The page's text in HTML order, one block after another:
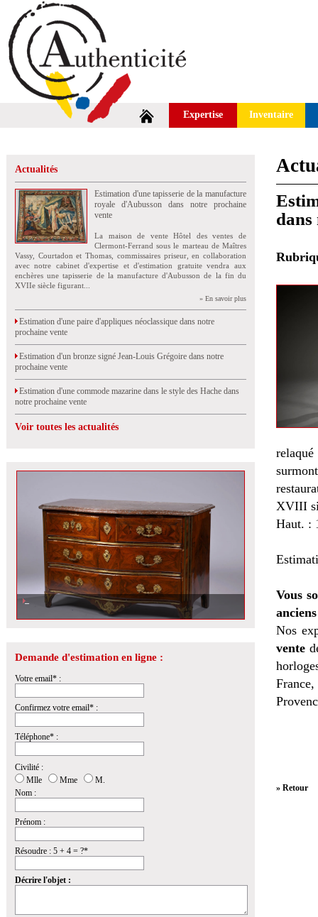
Expertise Inventaire
Actualités
Estimation d'une tapisserie de la manufacture
royale d'Aubusson dans notre prochaine
vente
La maison de vente Hôtel des ventes de
Clermont-Ferrand sous le marteau de Maîtres
Vassy, Courtadon et Thomas, commissaires priseur, en collaboration
avec notre cabinet d'expertise et d'estimation gratuite vendra aux
enchères une tapisserie de la manufacture d'Aubusson de la fin du
XVIIe siècle figurant...
» En savoir plus
Estimation d'une paire d'appliques néoclassique dans notre
prochaine vente
Estimation d'un bronze signé Jean-Louis Grégoire dans notre
prochaine vente
Estimation d'une commode mazarine dans le style des Hache dans
notre prochaine vente
Voir toutes les actualités
Demande d'estimation en ligne :
Votre email* :
Confirmez votre email* :
Téléphone* :
Civilité :
Mlle
Mme
M.
Nom :
Prénom :
Résoudre : 5 + 4 = ?*
Décrire l'objet :
dans
XVIII
Haut. :
Vous
Nos
vente
» Retour